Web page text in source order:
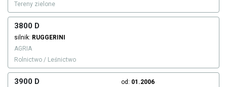
Tereny zielone
3800 D
silnik: RUGGERINI
AGRIA
Rolnictwo / Leśnictwo
3900 D od: 01.2006